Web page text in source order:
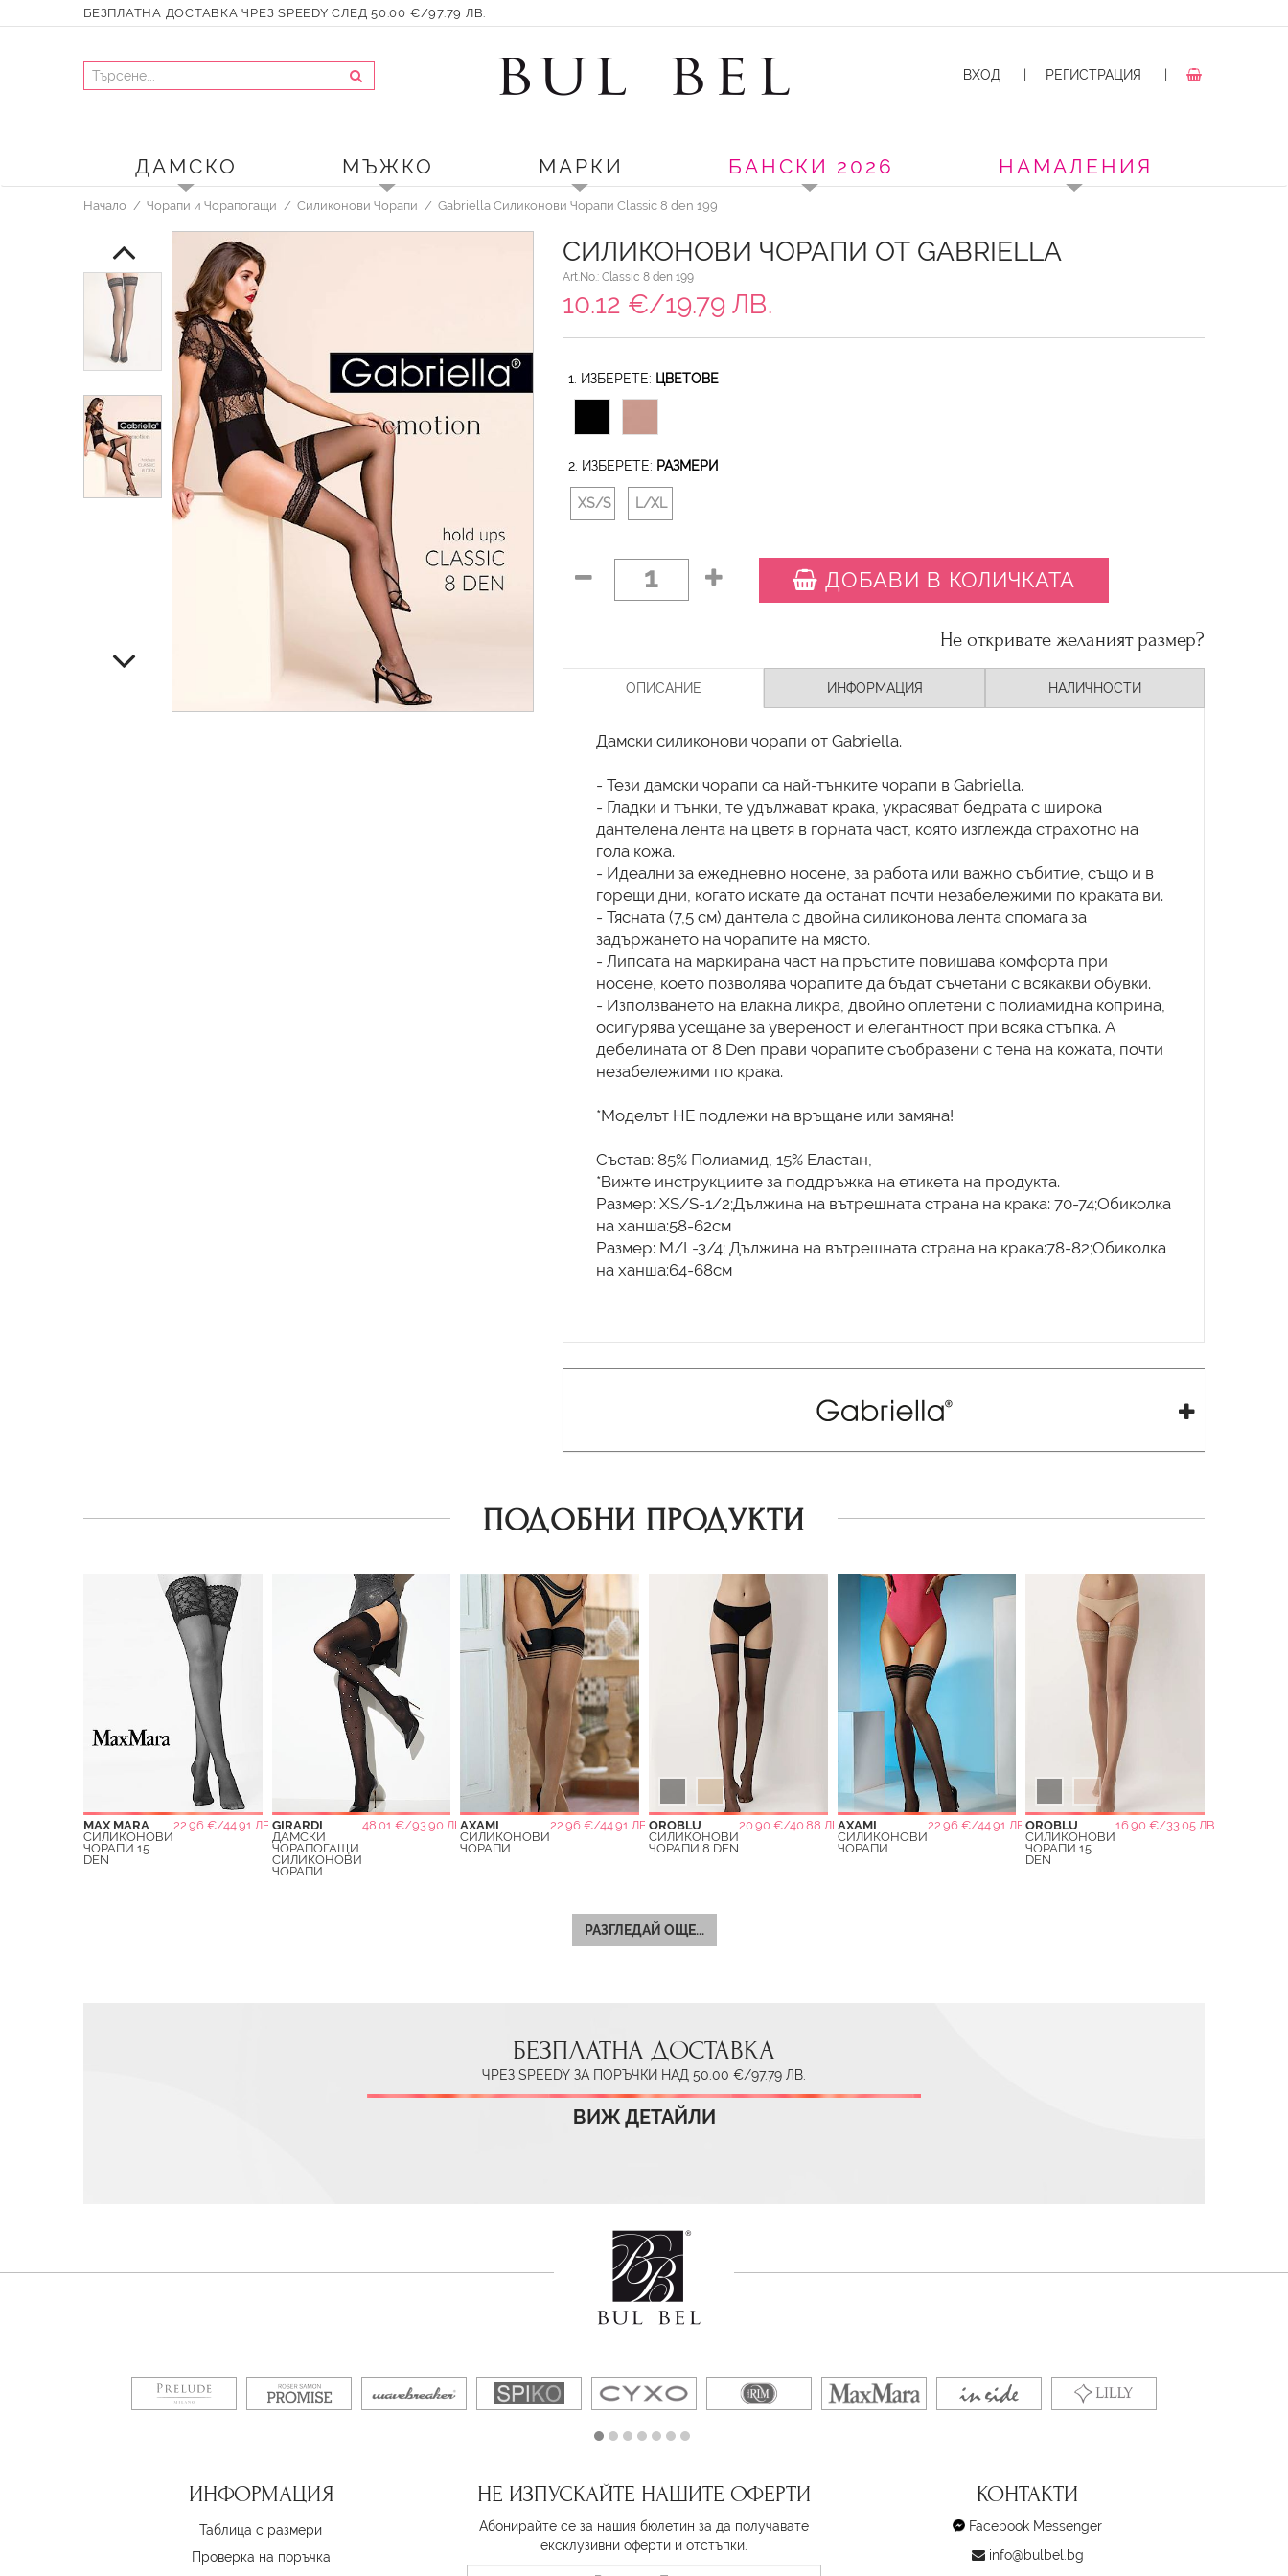
БЕЗПЛАТНА ДОСТАВКА ЧРЕЗ SPEEDY СЛЕД 50.00 €/97.79 ЛВ.
ВХОД РЕГИСТРАЦИЯ
ДАМСКО МЪЖКО МАРКИ БАНСКИ 2026 НАМАЛЕНИЯ
Начало Чорапи и Чорапогащи Силиконови Чорапи Gabriella Силиконови Чорапи Classic 8 den 199
СИЛИКОНОВИ ЧОРАПИ ОТ GABRIELLA
Art.No.: Classic 8 den 199
10.12 €/19.79 ЛВ.
1. ИЗБЕРЕТЕ: ЦВЕТОВЕ
2. ИЗБЕРЕТЕ: РАЗМЕРИ
XS/S L/XL
1 ДОБАВИ В КОЛИЧКАТА
Не откривате желаният размер?
ОПИСАНИЕ ИНФОРМАЦИЯ НАЛИЧНОСТИ
Дамски силиконови чорапи от Gabriella.
- Тези дамски чорапи са най-тънките чорапи в Gabriella.
- Гладки и тънки, те удължават крака, украсяват бедрата с широка
дантелена лента на цветя в горната част, която изглежда страхотно на
гола кожа.
- Идеални за ежедневно носене, за работа или важно събитие, също и в
горещи дни, когато искате да останат почти незабележими по краката ви.
- Тясната (7,5 см) дантела с двойна силиконова лента спомага за
задържането на чорапите на място.
- Липсата на маркирана част на пръстите повишава комфорта при
носене, което позволява чорапите да бъдат съчетани с всякакви обувки.
- Използването на влакна ликра, двойно оплетени с полиамидна коприна,
осигурява усещане за увереност и елегантност при всяка стъпка. А
дебелината от 8 Den прави чорапите съобразени с тена на кожата, почти
незабележими по крака.
*Моделът НЕ подлежи на връщане или замяна!
Състав: 85% Полиамид, 15% Еластан,
*Вижте инструкциите за поддръжка на етикета на продукта.
Размер: XS/S-1/2;Дължина на вътрешната страна на крака: 70-74;Обиколка
на ханша:58-62см
Размер: М/L-3/4; Дължина на вътрешната страна на крака:78-82;Обиколка
на ханша:64-68см
ПОДОБНИ ПРОДУКТИ
MAX MARA
22.96 €/44.91 ЛВ.
СИЛИКОНОВИ
ЧОРАПИ 15
DEN
GIRARDI
48.01 €/93.90 ЛВ.
ДАМСКИ
ЧОРАПОГАЩИ
СИЛИКОНОВИ
ЧОРАПИ
AXAMI
22.96 €/44.91 ЛВ.
СИЛИКОНОВИ
ЧОРАПИ
OROBLU
20.90 €/40.88 ЛВ.
СИЛИКОНОВИ
ЧОРАПИ 8 DEN
AXAMI
22.96 €/44.91 ЛВ.
СИЛИКОНОВИ
ЧОРАПИ
OROBLU
16.90 €/33.05 ЛВ.
СИЛИКОНОВИ
ЧОРАПИ 15
DEN
РАЗГЛЕДАЙ ОЩЕ...
БЕЗПЛАТНА ДОСТАВКА
ЧРЕЗ SPEEDY ЗА ПОРЪЧКИ НАД 50.00 €/97.79 ЛВ.
ВИЖ ДЕТАЙЛИ
ИНФОРМАЦИЯ
Таблица с размери
Проверка на поръчка
НЕ ИЗПУСКАЙТЕ НАШИТЕ ОФЕРТИ
Абонирайте се за нашия бюлетин за да получавате
ексклузивни оферти и отстъпки.
КОНТАКТИ
Facebook Messenger
info@bulbel.bg